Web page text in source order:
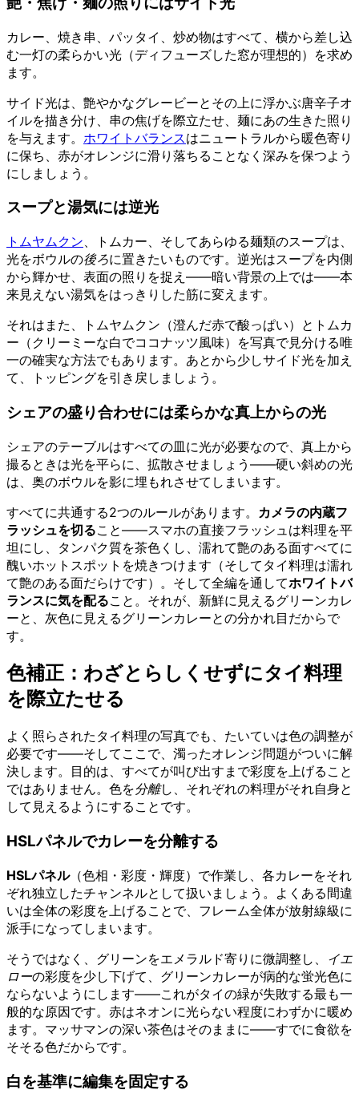
カレー、焼き串、パッタイ、炒め物はすべて、横から差し込
む一灯の柔らかい光（ディフューズした窓が理想的）を求め
ます。
サイド光は、艶やかなグレービーとその上に浮かぶ唐辛子オ
イルを描き分け、串の焦げを際立たせ、麺にあの生きた照り
を与えます。 ホワイトバランスはニュートラルから暖色寄り
に保ち、赤がオレンジに滑り落ちることなく深みを保つよう
にしましょう。
スープと湯気には逆光
トムヤムクン、トムカー、そしてあらゆる麺類のスープは、
光をボウルの後ろに置きたいものです。逆光はスープを内側
から輝かせ、表面の照りを捉え——暗い背景の上では——本
来見えない湯気をはっきりした筋に変えます。
それはまた、トムヤムクン（澄んだ赤で酸っぱい）とトムカ
ー（クリーミーな白でココナッツ風味）を写真で見分ける唯
一の確実な方法でもあります。あとから少しサイド光を加え
て、トッピングを引き戻しましょう。
シェアの盛り合わせには柔らかな真上からの光
シェアのテーブルはすべての皿に光が必要なので、真上から
撮るときは光を平らに、拡散させましょう——硬い斜めの光
は、奥のボウルを影に埋もれさせてしまいます。
すべてに共通する2つのルールがあります。 カメラの内蔵フ
ラッシュを切ること——スマホの直接フラッシュは料理を平
坦にし、タンパク質を茶色くし、濡れて艶のある面すべてに
醜いホットスポットを焼きつけます（そしてタイ料理は濡れ
て艶のある面だらけです）。そして全編を通してホワイトバ
ランスに気を配ること。それが、新鮮に見えるグリーンカレ
ーと、灰色に見えるグリーンカレーとの分かれ目だからで
す。
色補正：わざとらしくせずにタイ料理
を際立たせる
よく照らされたタイ料理の写真でも、たいていは色の調整が
必要です——そしてここで、濁ったオレンジ問題がついに解
決します。目的は、すべてが叫び出すまで彩度を上げること
ではありません。色を分離し、それぞれの料理がそれ自身と
して見えるようにすることです。
HSLパネルでカレーを分離する
HSLパネル（色相・彩度・輝度）で作業し、各カレーをそれ
ぞれ独立したチャンネルとして扱いましょう。よくある間違
いは全体の彩度を上げることで、フレーム全体が放射線級に
派手になってしまいます。
そうではなく、グリーンをエメラルド寄りに微調整し、 イエ
ローの彩度を少し下げて、グリーンカレーが病的な蛍光色に
ならないようにします——これがタイの緑が失敗する最も一
般的な原因です。赤はネオンに光らない程度にわずかに暖め
ます。マッサマンの深い茶色はそのままに——すでに食欲を
そそる色だからです。
白を基準に編集を固定する